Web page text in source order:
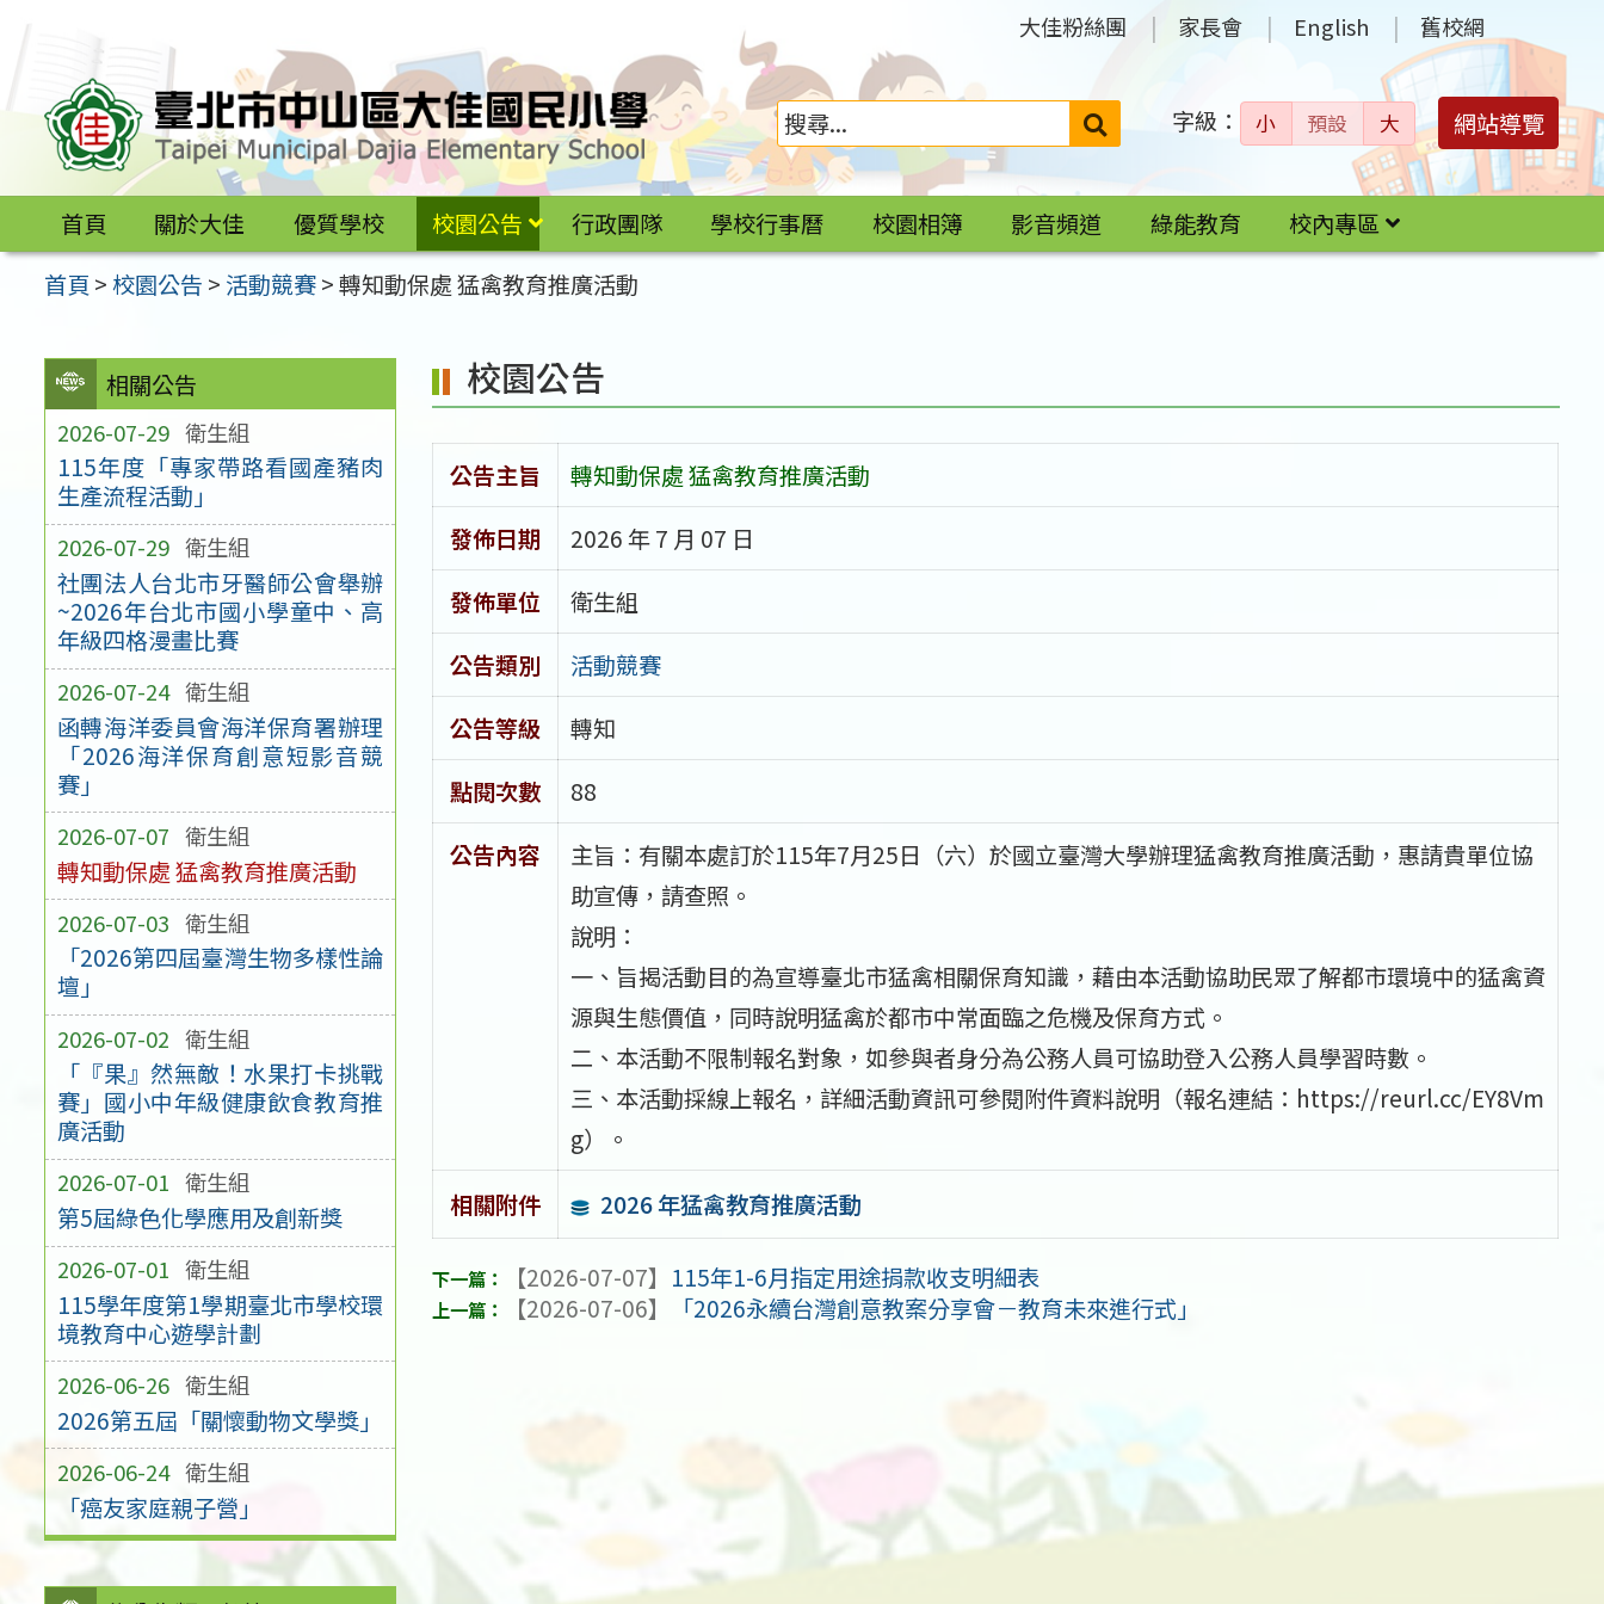
區
大佳粉絲團 家長會 English 舊校網
搜
字級： 小 預設 大 網站導覽
首頁 關於大佳 優質學校 校園公告 行政團隊 學校行事曆 校園相簿 影音頻道 綠能教育
校內專區
首頁 >校園公告 > 活動競賽>轉知動保處 猛禽教育推廣活動
相關公告
2026-07-29 衛生組
115年度「專家帶路看國產豬肉
生產流程活動」
2026-07-29 衛生組
社團法人台北市牙醫師公會舉辦
~2026年台北市國小學童中、高
年級四格漫畫比賽
2026-07-24 衛生組
函轉海洋委員會海洋保育署辦理
「2026海洋保育創意短影音競
賽」
2026-07-07 衛生組
轉知動保處 猛禽教育推廣活動
2026-07-03 衛生組
「2026第四屆臺灣生物多樣性論
壇」
2026-07-02 衛生組
「『果』然無敵！水果打卡挑戰
賽」國小中年級健康飲食教育推
廣活動
2026-07-01 衛生組
第5屆綠色化學應用及創新獎
2026-07-01 衛生組
115學年度第1學期臺北市學校環
境教育中心遊學計劃
2026-06-26 衛生組
2026第五屆「關懷動物文學獎」
2026-06-24 衛生組
「癌友家庭親子營」
校園公告
公告主旨
轉知動保處 猛禽教育推廣活動
發佈日期
2026 年 7 月 07 日
發佈單位
衛生組
公告類別
活動競賽
公告等級
轉知
點閱次數
88
公告內容
主旨：有關本處訂於115年7月25日（六）於國立臺灣大學辦理猛禽教育推廣活動，惠請貴單位協
助宣傳，請查照。
說明：
一、旨揭活動目的為宣導臺北市猛禽相關保育知識，藉由本活動協助民眾了解都市環境中的猛禽資
源與生態價值，同時說明猛禽於都市中常面臨之危機及保育方式。
二、本活動不限制報名對象，如參與者身分為公務人員可協助登入公務人員學習時數。
三、本活動採線上報名，詳細活動資訊可參閱附件資料說明（報名連結：https://reurl.cc/EY8Vm
g）。
相關附件
2026 年猛禽教育推廣活動
【2026-07-07】 115年1-6月指定用途捐款收支明細表
【2026-07-06】
「2026永續台灣創意教案分享會－教育未來進行式」